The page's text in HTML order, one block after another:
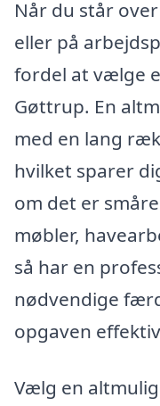
Når du står
eller på
fordel at vælge
Gøttrup. En
med en lang
hvilket sparer
om det er
møbler,
så har en
nødvendige
opgaven
Vælg en